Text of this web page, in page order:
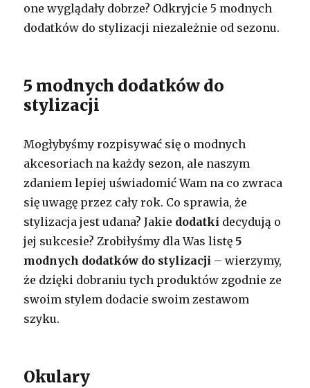
one wyglądały dobrze? Odkryjcie 5 modnych
dodatków do stylizacji niezależnie od sezonu.
5 modnych dodatków do
stylizacji
Mogłybyśmy rozpisywać się o modnych
akcesoriach na każdy sezon, ale naszym
zdaniem lepiej uświadomić Wam na co zwraca
się uwagę przez cały rok. Co sprawia, że
stylizacja jest udana? Jakie dodatki decydują o
jej sukcesie? Zrobiłyśmy dla Was listę 5
modnych dodatków do stylizacji – wierzymy,
że dzięki dobraniu tych produktów zgodnie ze
swoim stylem dodacie swoim zestawom
szyku.
Okulary